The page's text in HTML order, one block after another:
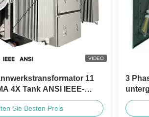
VIDEO
11
4X Tank ANSI IEEE-
Sie Besten Preis
3
ANSI